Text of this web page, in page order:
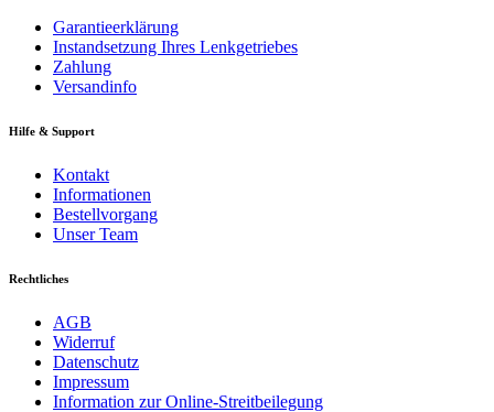
Garantieerklärung
Instandsetzung Ihres Lenkgetriebes
Zahlung
Versandinfo
Hilfe & Support
Kontakt
Informationen
Bestellvorgang
Unser Team
Rechtliches
AGB
Widerruf
Datenschutz
Impressum
Information zur Online-Streitbeilegung